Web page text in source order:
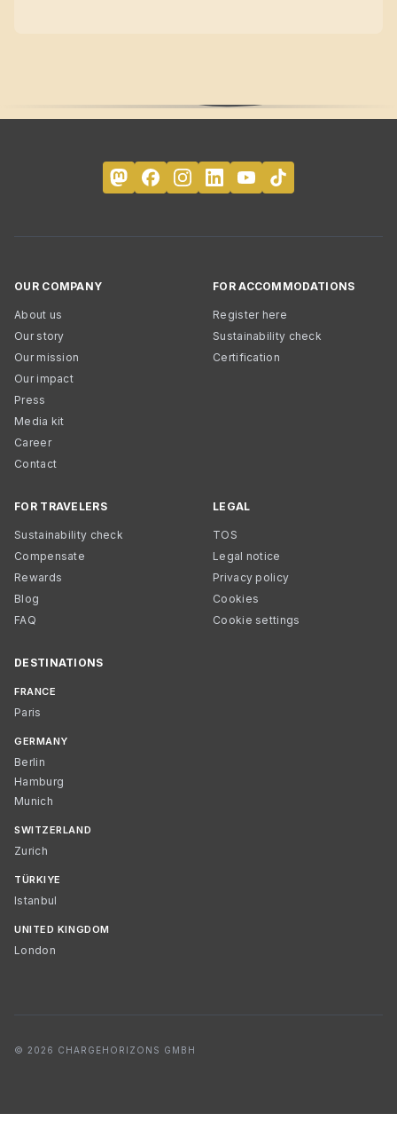
OUR COMPANY
About us
Our story
Our mission
Our impact
Press
Media kit
Career
Contact
FOR ACCOMMODATIONS
Register here
Sustainability check
Certification
FOR TRAVELERS
Sustainability check
Compensate
Rewards
Blog
FAQ
LEGAL
TOS
Legal notice
Privacy policy
Cookies
Cookie settings
DESTINATIONS
FRANCE
Paris
GERMANY
Berlin
Hamburg
Munich
SWITZERLAND
Zurich
TÜRKIYE
Istanbul
UNITED KINGDOM
London
© 2026 CHARGEHORIZONS GMBH